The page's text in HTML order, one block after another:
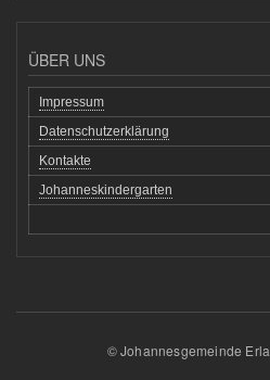
ÜBER UNS
Impressum
Datenschutzerklärung
Kontakte
Johanneskindergarten
© Johannesgemeinde